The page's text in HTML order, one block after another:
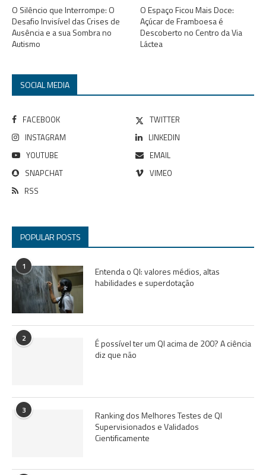
O Silêncio que Interrompe: O
Desafio Invisível das Crises de
Ausência e a sua Sombra no
Autismo
O Espaço Ficou Mais Doce:
Açúcar de Framboesa é
Descoberto no Centro da Via
Láctea
SOCIAL MEDIA
FACEBOOK
TWITTER
INSTAGRAM
LINKEDIN
YOUTUBE
EMAIL
SNAPCHAT
VIMEO
RSS
POPULAR POSTS
1
Entenda o QI: valores médios, altas
habilidades e superdotação
2
É possível ter um QI acima de 200? A ciência
diz que não
3
Ranking dos Melhores Testes de QI
Supervisionados e Validados
Cientificamente